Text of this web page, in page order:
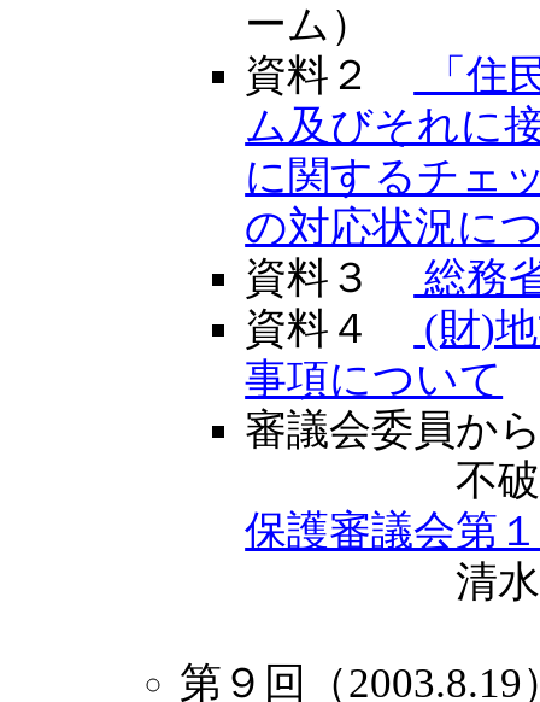
ーム）
資料２
「住
ム及びそれに
に関するチェ
の対応状況に
資料３
総務
資料４
(財)
事項について
審議会委員か
不破
保護審議会第
清水
第９回（2003.8.19